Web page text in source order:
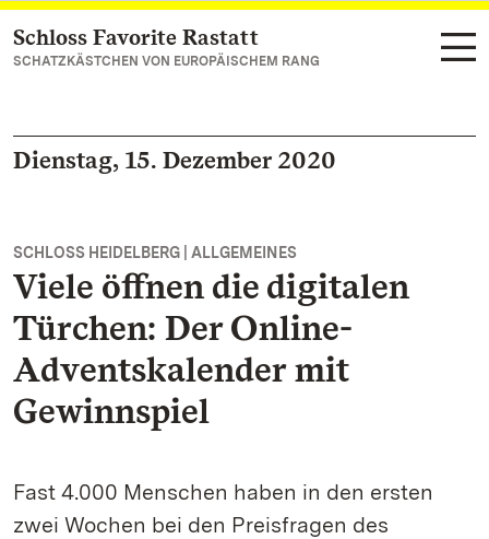
Zum Hauptinhalt springen
Schloss Favorite Rastatt
SCHATZKÄSTCHEN VON EUROPÄISCHEM RANG
Dienstag, 15. Dezember 2020
SCHLOSS HEIDELBERG | ALLGEMEINES
Viele öffnen die digitalen
Türchen: Der Online-
Adventskalender mit
Gewinnspiel
Fast 4.000 Menschen haben in den ersten
zwei Wochen bei den Preisfragen des